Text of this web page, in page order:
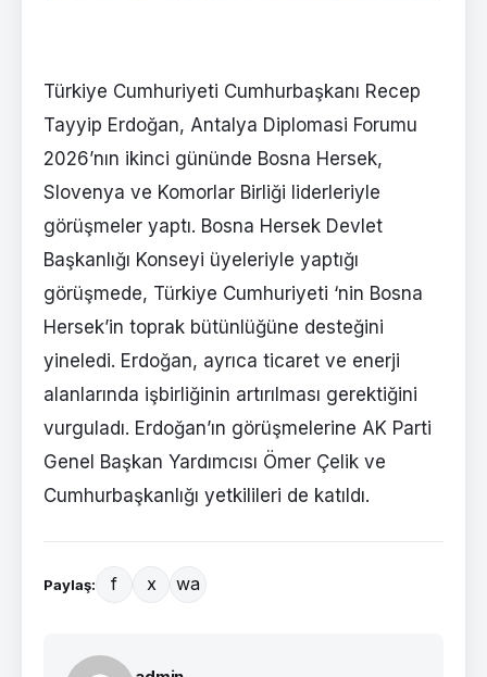
Türkiye Cumhuriyeti Cumhurbaşkanı Recep
Tayyip Erdoğan, Antalya Diplomasi Forumu
2026’nın ikinci gününde Bosna Hersek,
Slovenya ve Komorlar Birliği liderleriyle
görüşmeler yaptı. Bosna Hersek Devlet
Başkanlığı Konseyi üyeleriyle yaptığı
görüşmede, Türkiye Cumhuriyeti ‘nin Bosna
Hersek’in toprak bütünlüğüne desteğini
yineledi. Erdoğan, ayrıca ticaret ve enerji
alanlarında işbirliğinin artırılması gerektiğini
vurguladı. Erdoğan’ın görüşmelerine AK Parti
Genel Başkan Yardımcısı Ömer Çelik ve
Cumhurbaşkanlığı yetkilileri de katıldı.
Paylaş: f x wa